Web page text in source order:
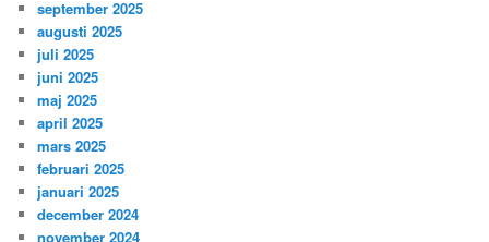
september 2025
augusti 2025
juli 2025
juni 2025
maj 2025
april 2025
mars 2025
februari 2025
januari 2025
december 2024
november 2024